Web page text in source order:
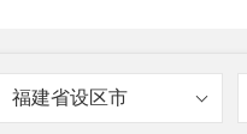
福建省设区市